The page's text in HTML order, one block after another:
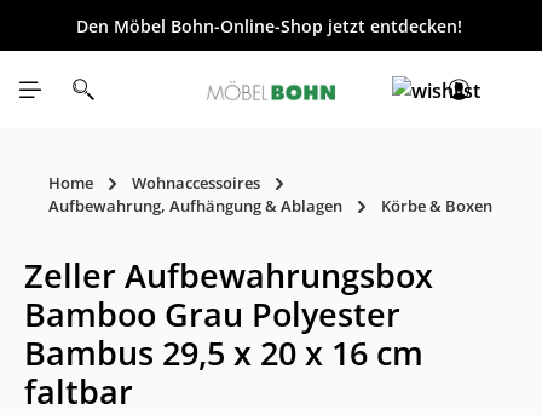
springen
Den Möbel Bohn-Online-Shop jetzt entdecken!
Home
Wohnaccessoires
Aufbewahrung, Aufhängung & Ablagen
Körbe & Boxen
Zeller Aufbewahrungsbox
Bamboo Grau Polyester
Bambus 29,5 x 20 x 16 cm
faltbar